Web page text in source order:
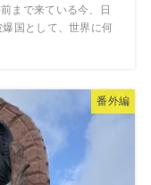
まで来ている今、日
国として、世界に何
番外編